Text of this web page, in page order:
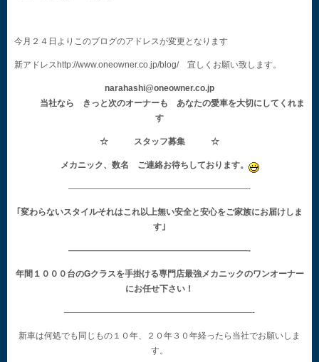
今月２４日よりこのブログのアドレスが変更となります
新アドレスhttp://www.oneowner.co.jp/blog/ 宜しくお願い致します。
narahashi@oneowner.co.jp
当社なら きっと次のオーナーも あなたの愛車を大切にしてくれま
す
☆ スタッフ募集 ☆
メカニック、数名 ご連絡お待ちしております。
—————————————————————-
｢変わらないスタイルそれはこれ以上無い安全と安心をご家族にお届けしま
す｣
—————————————————————-
年間１０００台のGクラスを手掛ける専門店最強メカニックのワンオーナー
にお任せ下さい！
——————————————————————-
新車は何処でも同じもの１０年、２０年３０年経ったら当社でお願いしま
す。